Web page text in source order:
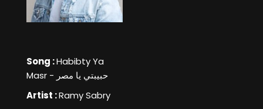
Song :Habibty Ya
Masr - حبيبتي يا مصر
Artist :Ramy Sabry